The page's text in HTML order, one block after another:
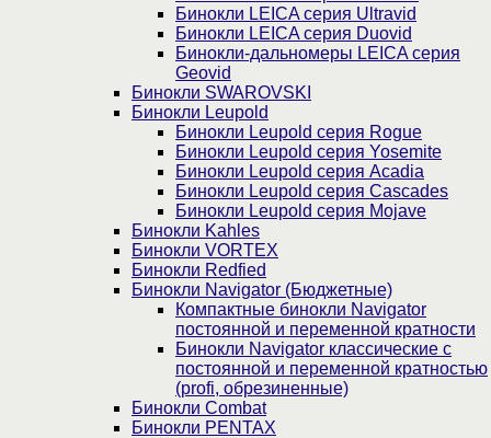
Бинокли LEICA серия Ultravid
Бинокли LEICA серия Duovid
Бинокли-дальномеры LEICA серия
Geovid
Бинокли SWAROVSKI
Бинокли Leupold
Бинокли Leupold серия Rogue
Бинокли Leupold серия Yosemite
Бинокли Leupold серия Acadia
Бинокли Leupold серия Cascades
Бинокли Leupold серия Mojave
Бинокли Kahles
Бинокли VORTEX
Бинокли Redfied
Бинокли Navigator (Бюджетные)
Компактные бинокли Navigator
постоянной и переменной кратности
Бинокли Navigator классические с
постоянной и переменной кратностью
(profi, обрезиненные)
Бинокли Combat
Бинокли PENTAX